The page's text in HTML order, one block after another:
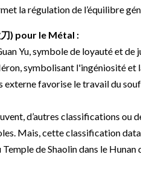
la régulation de l’équilibre
) pour le Métal :
Yu, symbole de loyauté et de
symbolisant l'ingéniosité et
externe favorise le travail du
d’autres classifications
Mais, cette classification
de Shaolin dans le